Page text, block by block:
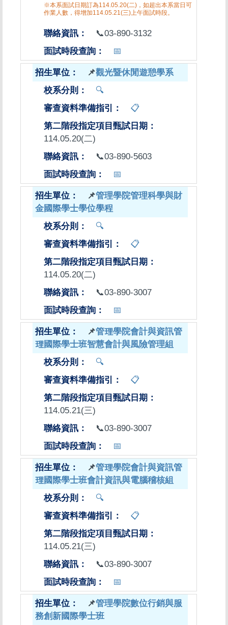
※本系面試日期訂為114.05.20(二)，如超出本系當日可
作業人數，得增加114.05.21(三)上午面試時段。
📞03-890-3132
📅
📌觀光暨休閒遊憩學系
🔍
📋
114.05.20(二)
📞03-890-5603
📅
📌管理學院管理科學與財
金國際學士學位學程
🔍
📋
114.05.20(二)
📞03-890-3007
📅
📌管理學院會計與資訊管
理國際學士班智慧會計與風險管理組
🔍
📋
114.05.21(三)
📞03-890-3007
📅
📌管理學院會計與資訊管
理國際學士班會計資訊與電腦稽核組
🔍
📋
114.05.21(三)
📞03-890-3007
📅
📌管理學院數位行銷與服
務創新國際學士班